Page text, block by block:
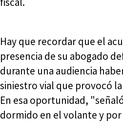
Hay que recordar que el
presencia de su abogado
durante una audiencia
siniestro vial que provocó
En esa oportunidad,
dormido en el volante y